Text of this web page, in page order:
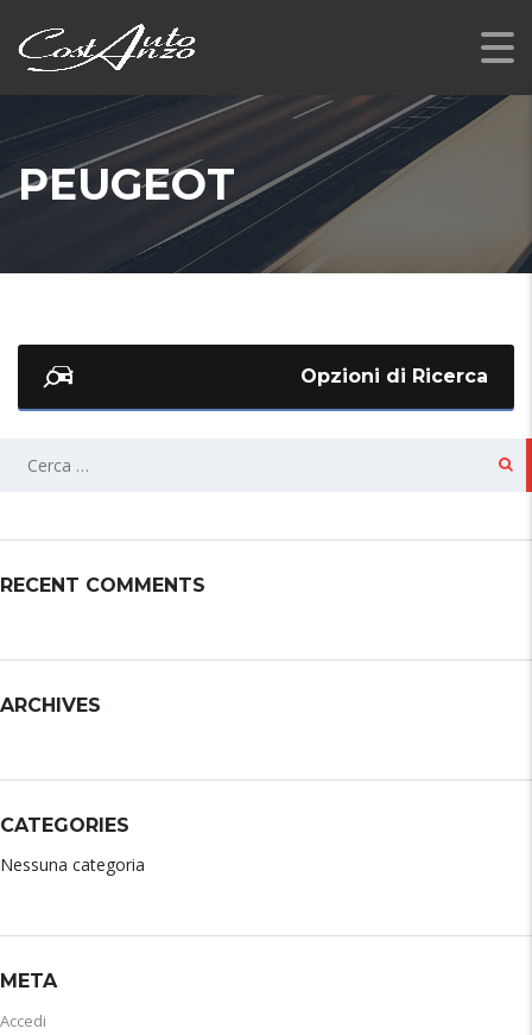
PEUGEOT
Opzioni di Ricerca
RECENT COMMENTS
ARCHIVES
CATEGORIES
Nessuna categoria
META
Accedi